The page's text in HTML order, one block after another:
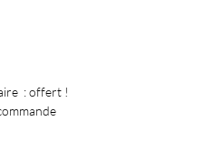
: offert !